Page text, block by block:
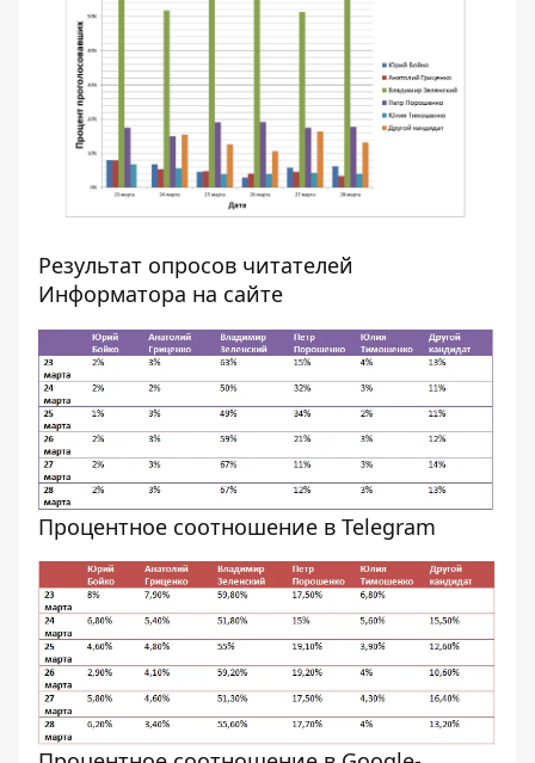
Результат опросов читателей
Информатора на сайте
Процентное соотношение в Telegram